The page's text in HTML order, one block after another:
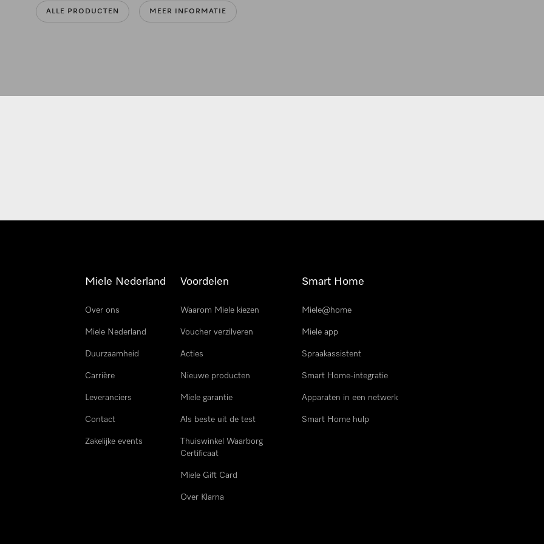
ALLE PRODUCTEN MEER INFORMATIE
Miele Nederland
Over ons
Miele Nederland
Duurzaamheid
Carrière
Leveranciers
Contact
Zakelijke events
Voordelen
Waarom Miele kiezen
Voucher verzilveren
Acties
Nieuwe producten
Miele garantie
Als beste uit de test
Thuiswinkel Waarborg
Certificaat
Miele Gift Card
Over Klarna
Smart Home
Miele@home
Miele app
Spraakassistent
Smart Home-integratie
Apparaten in een netwerk
Smart Home hulp